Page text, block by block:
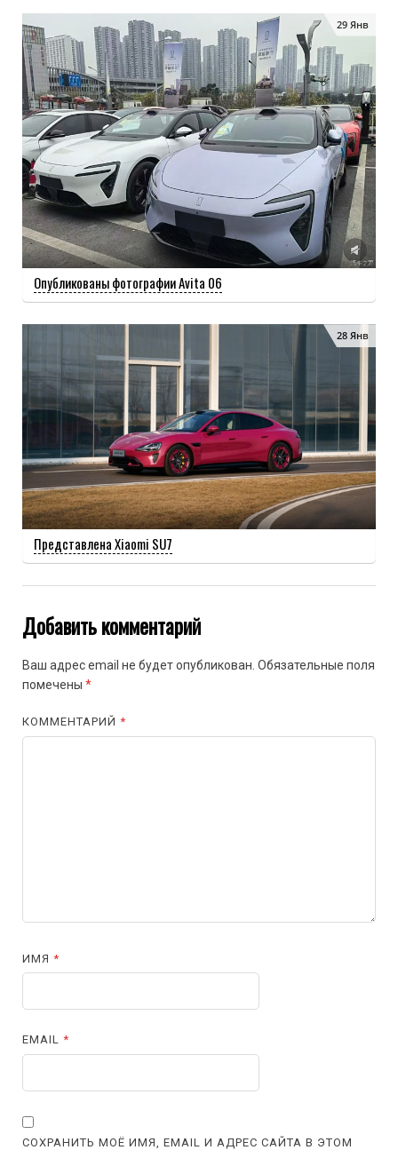
29 Янв
Опубликованы фотографии Avita 06
28 Янв
Представлена Xiaomi SU7
Добавить комментарий
Ваш адрес email не будет опубликован. Обязательные поля
помечены *
КОММЕНТАРИЙ*
ИМЯ*
EMAIL*
СОХРАНИТЬ МОЁ ИМЯ, EMAIL И АДРЕС САЙТА В ЭТОМ